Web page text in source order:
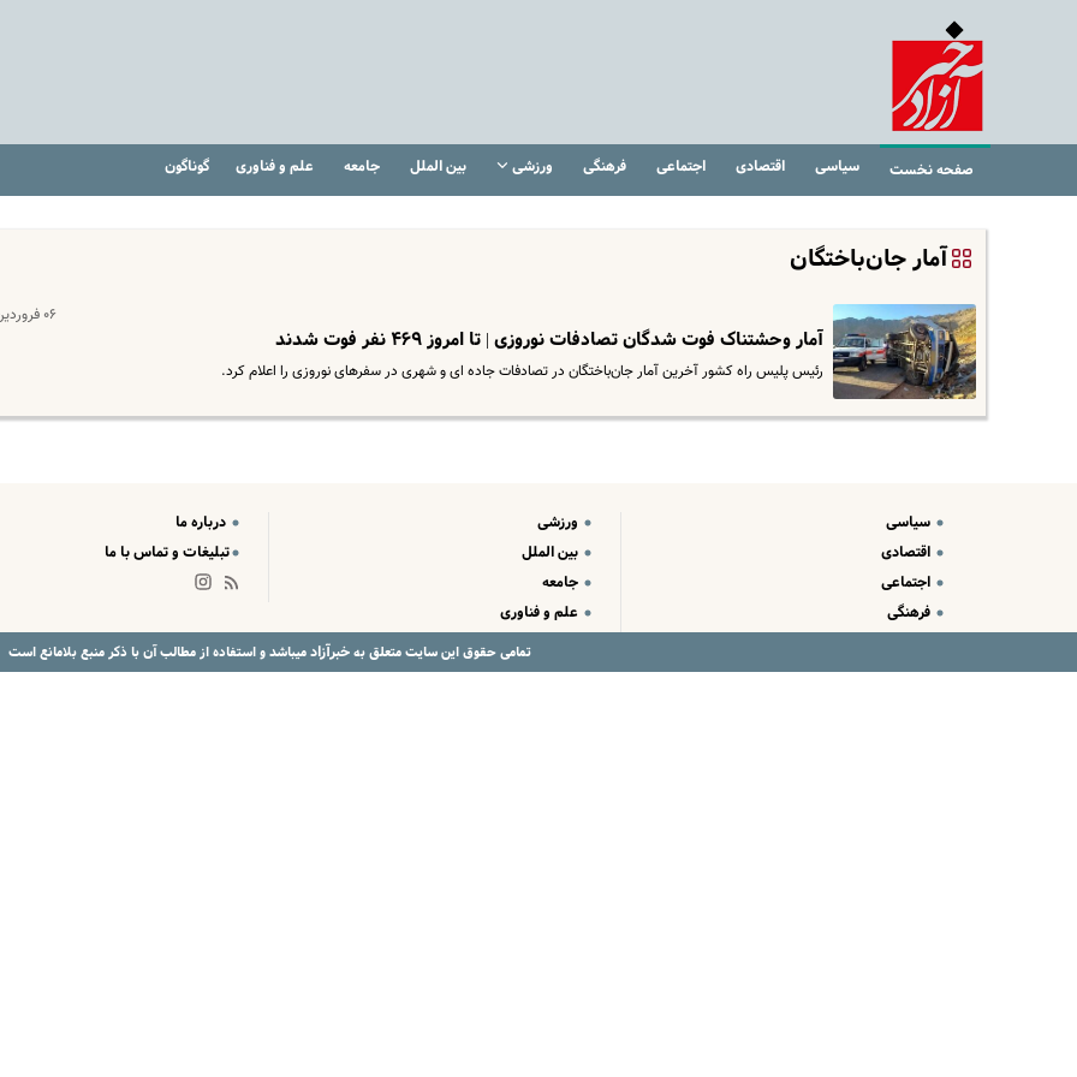
صفحه نخست سیاسی اقتصادی اجتماعی فرهنگی ورزشی بین الملل جامعه علم و فناوری گوناگون
آمار جان‌باختگان
۰۶ فروردین ۱۴۰۳
آمار وحشتناک فوت شدگان تصادفات نوروزی | تا امروز ۴۶۹ نفر فوت شدند
رئیس پلیس راه کشور آخرین آمار جان‌باختگان در تصادفات جاده ای و شهری در سفرهای نوروزی را اعلام کرد.
سیاسی
اقتصادی
اجتماعی
فرهنگی
ورزشی
بین الملل
جامعه
علم و فناوری
درباره ما
تبلیغات و تماس با ما
تمامی حقوق این سایت متعلق بهخبرآزادمیباشد و استفاده از مطالب آن با ذکر منبع بلامانع است